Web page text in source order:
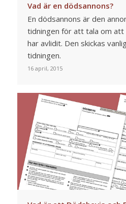
Vad är en dödsannons?
En dödsannons är den
tidningen för att tala om att
har avlidit. Den skickas
tidningen.
16 april, 2015